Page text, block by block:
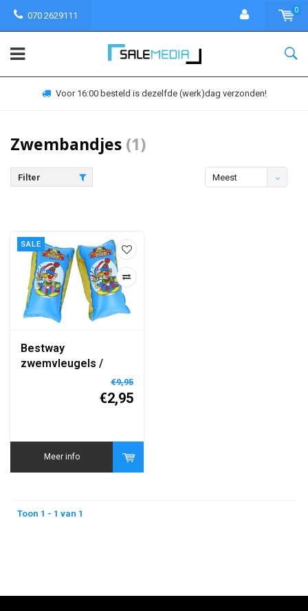
070 2629111
0
Voor 16:00 besteld is dezelfde (werk)dag verzonden!
Zwembandjes (1)
Filter
Meest
SALE
Bestway
zwemvleugels /
zwembandjes | 3-6€9,95
€2,95
Meer info
Toon 1 - 1 van 1